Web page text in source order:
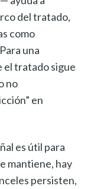
del tratado,
como
una
el tratado sigue
no
en
es útil para
mantiene, hay
persisten,